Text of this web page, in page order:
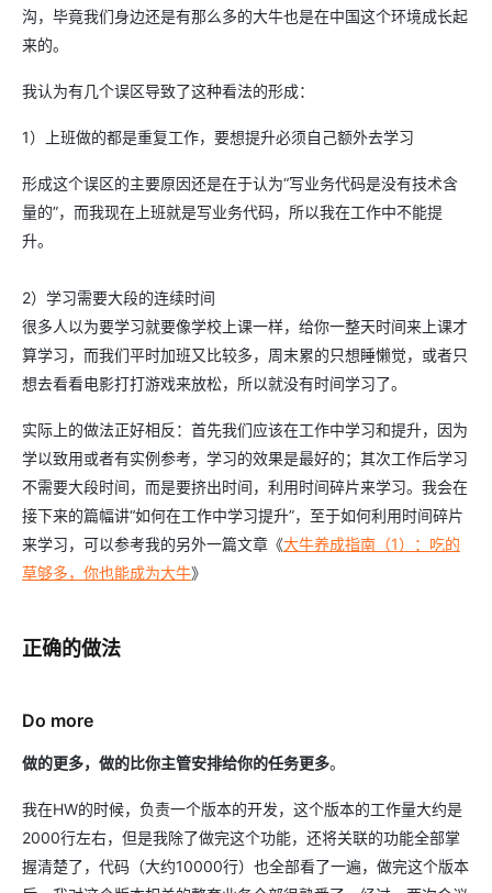
沟，毕竟我们身边还是有那么多的大牛也是在中国这个环境成长起
来的。
我认为有几个误区导致了这种看法的形成：
1）上班做的都是重复工作，要想提升必须自己额外去学习
形成这个误区的主要原因还是在于认为“写业务代码是没有技术含
量的”，而我现在上班就是写业务代码，所以我在工作中不能提
升。
2）学习需要大段的连续时间
很多人以为要学习就要像学校上课一样，给你一整天时间来上课才
算学习，而我们平时加班又比较多，周末累的只想睡懒觉，或者只
想去看看电影打打游戏来放松，所以就没有时间学习了。
实际上的做法正好相反：首先我们应该在工作中学习和提升，因为
学以致用或者有实例参考，学习的效果是最好的；其次工作后学习
不需要大段时间，而是要挤出时间，利用时间碎片来学习。我会在
接下来的篇幅讲“如何在工作中学习提升”，至于如何利用时间碎片
来学习，可以参考我的另外一篇文章《大牛养成指南（1）：吃的
草够多，你也能成为大牛》
正确的做法
Do more
做的更多，做的比你主管安排给你的任务更多。
我在HW的时候，负责一个版本的开发，这个版本的工作量大约是
2000行左右，但是我除了做完这个功能，还将关联的功能全部掌
握清楚了，代码（大约10000行）也全部看了一遍，做完这个版本